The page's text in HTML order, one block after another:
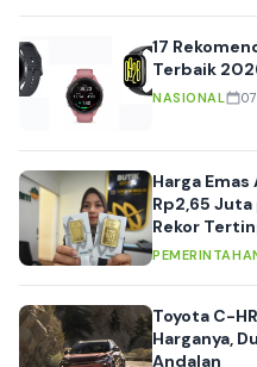
17
Terbaik
NASIONAL
Harga
Rp2,65
Rekor
Toyota C-
Harganya,
Andalan